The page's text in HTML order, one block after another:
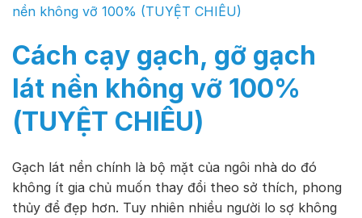
nền không vỡ 100% (TUYỆT CHIÊU)
Cách cạy gạch, gỡ gạch
lát nền không vỡ 100%
(TUYỆT CHIÊU)
Gạch lát nền chính là bộ mặt của ngôi nhà do đó
không ít gia chủ muốn thay đổi theo sở thích, phong
thủy để đẹp hơn. Tuy nhiên nhiều người lo sợ không